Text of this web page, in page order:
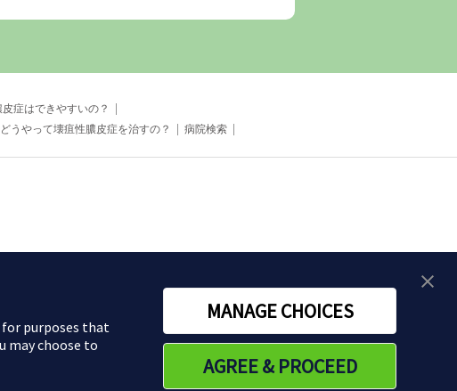
症はできやすいの？
どうやって壊疽性膿皮症を治すの？ 病院検索
for purposes that
may choose to
MANAGE CHOICES
AGREE & PROCEED